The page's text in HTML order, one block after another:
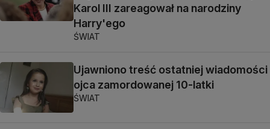
Karol III zareagował na narodziny
Harry'ego
ŚWIAT
Ujawniono treść ostatniej wiadomości
ojca zamordowanej 10-latki
ŚWIAT